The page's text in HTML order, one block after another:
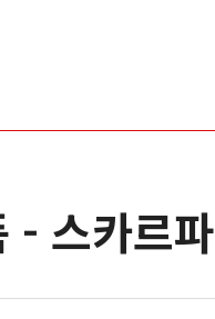
암벽화
- 스카르파